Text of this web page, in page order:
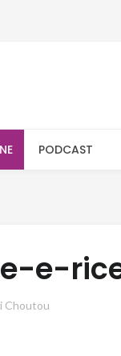
PODCAST
e-
Choutou